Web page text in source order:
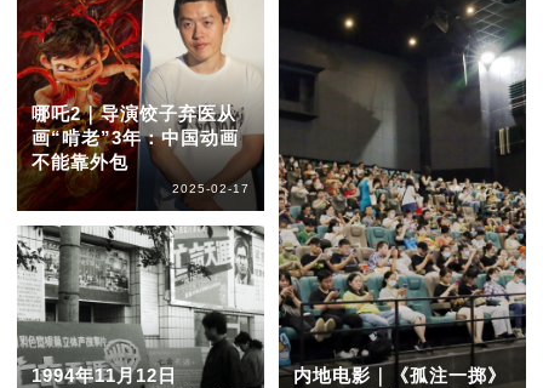
哪吒2｜导演饺子弃医从
画“啃老”3年：中国动画
不能靠外包
2025-02-17
1994年11月12日
内地电影｜《孤注一掷》